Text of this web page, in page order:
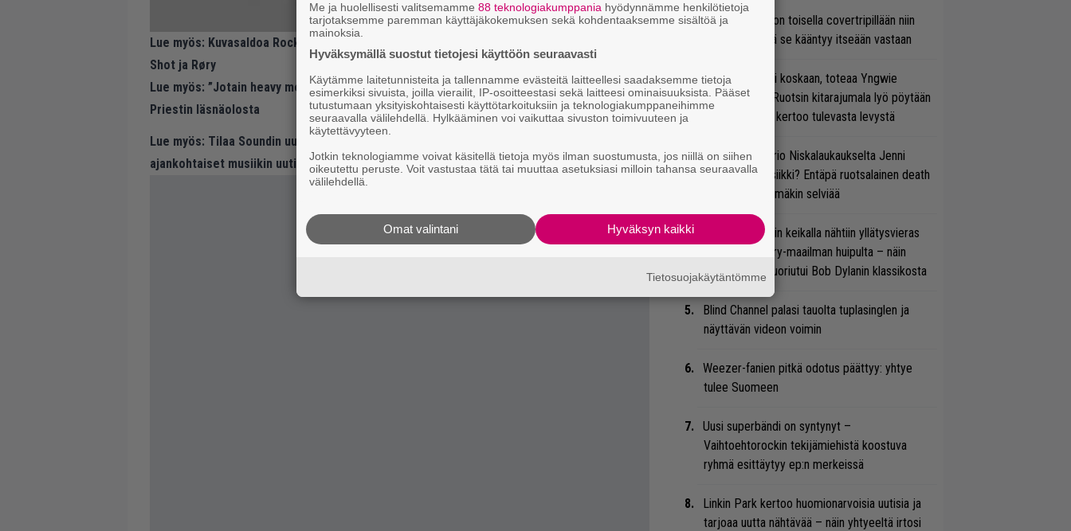
Lue myös: Kuvasaldoa Rockfestin avauspäivältä – Mukana Judas Priest, Sepultura, Moon
Shot ja Røry
Lue myös: ”Jotain heavy metal -roskaa” – eräs artisti ei ollut Live Aidissa innostunut Judas
Priestin läsnäolosta
Lue myös: Tilaa Soundin uutiskirje ja tiedät mistä kahvitauolla puhutaan! Nappaa
ajankohtaiset musiikin uutiset ja puheenaiheet suoraan sähköpostiin tästä.
Arvio: Saimaa on toisella covertripillään niin
suvereeni, että se kääntyy itseään vastaan
Se on nyt tai ei koskaan, toteaa Yngwie
Malmsteen – Ruotsin kitarajumala lyö pöytään
uuden biisin ja kertoo tulevasta levystä
Miten taipuu Trio Niskalaukaukselta Jenni
Vartiaisen musiikki? Entäpä ruotsalainen death
metal? Pian tämäkin selviää
Guns N’ Rosesin keikalla nähtiin yllätysvieras
suoraan country-maailman huipulta – näin
kokoonpano suoriutui Bob Dylanin klassikosta
Blind Channel palasi tauolta tuplasinglen ja
näyttävän videon voimin
Weezer-fanien pitkä odotus päättyy: yhtye
tulee Suomeen
Uusi superbändi on syntynyt –
Vaihtoehtorockin tekijämiehistä koostuva
ryhmä esittäytyy ep:n merkeissä
Linkin Park kertoo huomionarvoisia uutisia ja
tarjoaa uutta nähtävää – näin yhtyeeltä irtosi
Me ja huolellisesti valitsemamme 88 teknologiakumppania hyödynnämme henkilötietoja
tarjotaksemme paremman käyttäjäkokemuksen sekä kohdentaaksemme sisältöä ja
mainoksia.
Hyväksymällä suostut tietojesi käyttöön seuraavasti
Käytämme laitetunnisteita ja tallennamme evästeitä laitteellesi saadaksemme tietoja
esimerkiksi sivuista, joilla vierailit, IP-osoitteestasi sekä laitteesi ominaisuuksista. Pääset
tutustumaan yksityiskohtaisesti käyttötarkoituksiin ja teknologiakumppaneihimme
seuraavalla välilehdellä. Hylkääminen voi vaikuttaa sivuston toimivuuteen ja
käytettävyyteen.
Jotkin teknologiamme voivat käsitellä tietoja myös ilman suostumusta, jos niillä on siihen
oikeutettu peruste. Voit vastustaa tätä tai muuttaa asetuksiasi milloin tahansa seuraavalla
välilehdellä.
Hyväksyn kaikki
Omat valintani
Tietosuojakäytäntömme